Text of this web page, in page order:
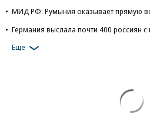
МИД РФ: Румыния оказывает прямую
Германия выслала почти 400 россиян
Еще